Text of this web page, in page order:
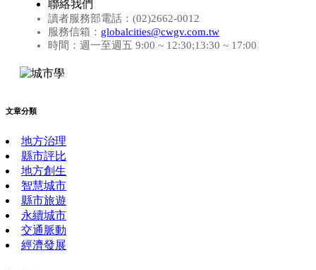
聯絡我們
讀者服務部電話：(02)2662-0012
服務信箱： globalcities@cwgv.com.tw
時間：週一至週五 9:00 ~ 12:30;13:30 ~ 17:00
文章分類
地方治理
縣市評比
地方創生
智慧城市
縣市旅遊
永續城市
交通脈動
經濟發展